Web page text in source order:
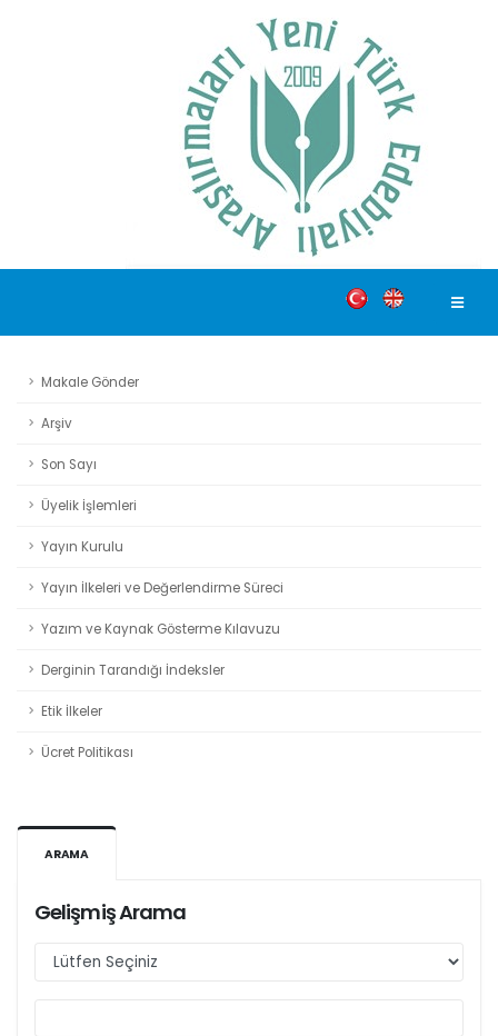
Makale Gönder
Arşiv
Son Sayı
Üyelik İşlemleri
Yayın Kurulu
Yayın İlkeleri ve Değerlendirme Süreci
Yazım ve Kaynak Gösterme Kılavuzu
Derginin Tarandığı İndeksler
Etik İlkeler
Ücret Politikası
ARAMA
Gelişmiş Arama